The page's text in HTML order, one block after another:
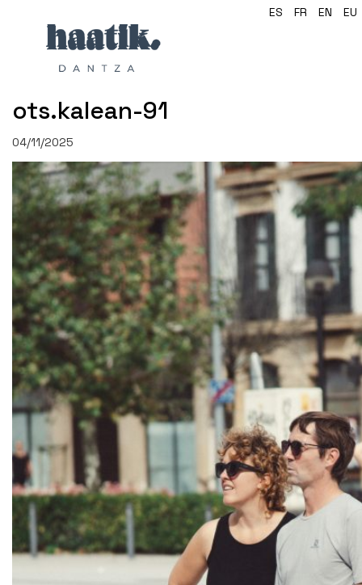
ES FR EN EU
ots.kalean-91
04/11/2025